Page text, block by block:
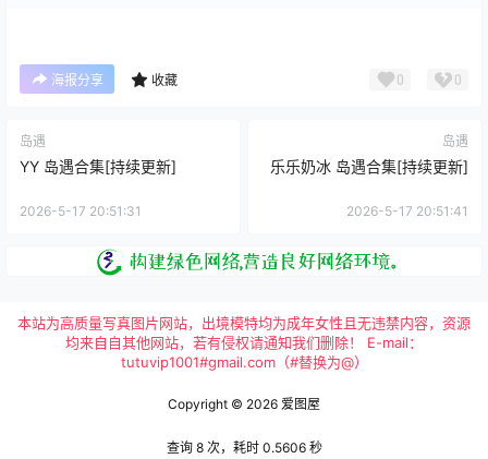
海报分享 收藏 0 0
岛遇
YY 岛遇合集[持续更新]
2026-5-17 20:51:31
岛遇
乐乐奶冰 岛遇合集[持续更新]
2026-5-17 20:51:41
本站为高质量写真图片网站，出境模特均为成年女性且无违禁内容，资源
均来自自其他网站，若有侵权请通知我们删除！ E-mail：
tutuvip1001#gmail.com（#替换为@）
Copyright © 2026 爱图屋
查询 8 次，耗时 0.5606 秒